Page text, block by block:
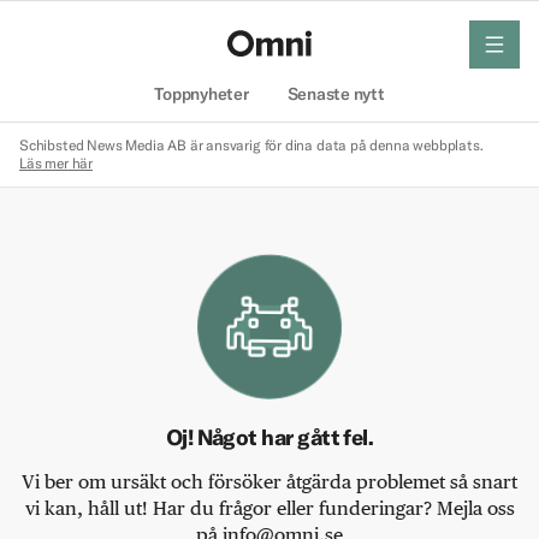
Toppnyheter Senaste nytt
meny
Schibsted News Media AB är ansvarig för dina data på denna webbplats.
Läs mer här
Oj! Något har gått fel.
Vi ber om ursäkt och försöker åtgärda problemet så snart
vi kan, håll ut! Har du frågor eller funderingar? Mejla oss